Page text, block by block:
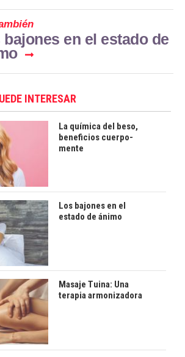
bajones en el estado de
INTERESAR
La química del beso,
beneficios cuerpo-
mente
Los bajones en el
estado de ánimo
Masaje Tuina: Una
terapia armonizadora